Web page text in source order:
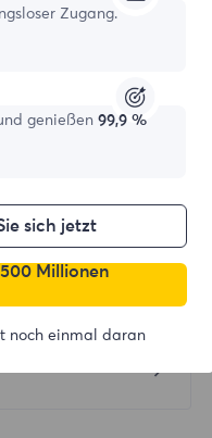
Zugang.
genießen99,9 %
sich jetzt
Millionen
noch einmal daran